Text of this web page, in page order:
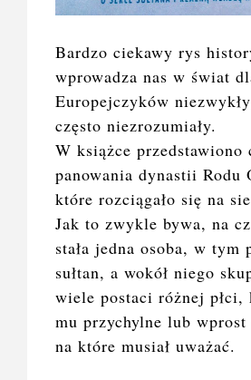
Bardzo ciekawy rys
wprowadza nas w świat
Europejczyków
często niezrozumiały.
W książce przedstawiono
panowania dynastii Rodu
które rozciągało się na
Jak to zwykle bywa, na
stała jedna osoba, w tym
sułtan, a wokół niego
wiele postaci różnej płci,
mu przychylne lub
na które musiał uważać.